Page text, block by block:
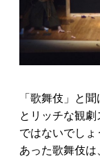
「歌舞伎」と
とリッチな観
ではないでし
あった歌舞伎